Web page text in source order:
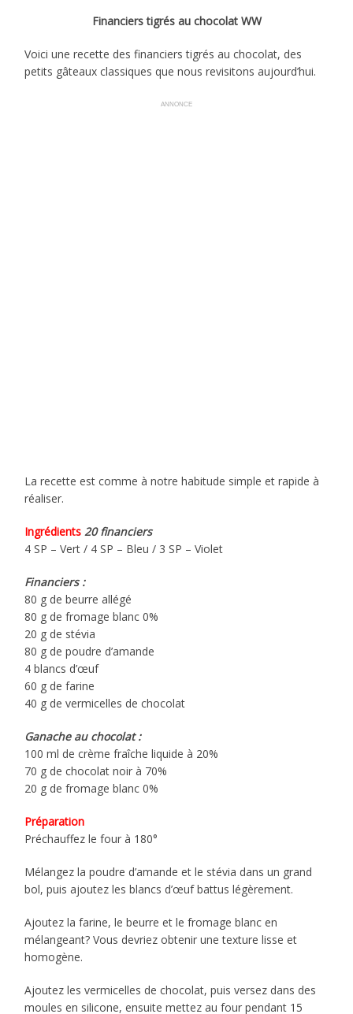
Financiers tigrés au chocolat WW
Voici une recette des financiers tigrés au chocolat, des
petits gâteaux classiques que nous revisitons aujourd’hui.
ANNONCE
La recette est comme à notre habitude simple et rapide à
réaliser.
Ingrédients 20 financiers
4 SP – Vert / 4 SP – Bleu / 3 SP – Violet
Financiers :
80 g de beurre allégé
80 g de fromage blanc 0%
20 g de stévia
80 g de poudre d’amande
4 blancs d’œuf
60 g de farine
40 g de vermicelles de chocolat
Ganache au chocolat :
100 ml de crème fraîche liquide à 20%
70 g de chocolat noir à 70%
20 g de fromage blanc 0%
Préparation
Préchauffez le four à 180°
Mélangez la poudre d’amande et le stévia dans un grand
bol, puis ajoutez les blancs d’œuf battus légèrement.
Ajoutez la farine, le beurre et le fromage blanc en
mélangeant? Vous devriez obtenir une texture lisse et
homogène.
Ajoutez les vermicelles de chocolat, puis versez dans des
moules en silicone, ensuite mettez au four pendant 15